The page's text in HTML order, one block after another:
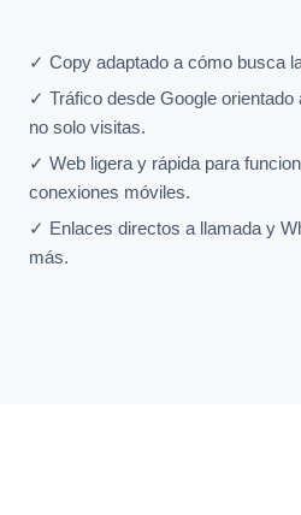
✓ Copy adaptado a cómo busca
✓ Tráfico desde Google
no solo visitas.
✓ Web ligera y rápida para
conexiones móviles.
✓ Enlaces directos a llamada y
más.